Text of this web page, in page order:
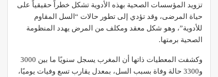
تزويد المؤسسات الصحية بهذه الأدوية تشكل خطراً حقيقياً على
حياة المرضى، وقد تؤدي إلى تطور حالات “السل المقاوم
للأدوية”، وهو شكل معقد ومكلف من المرض يهدد المنظومة
الصحية برمتها.
وكشفت المعطيات ذاتها أن المغرب يسجل سنويًا ما بين 3000
و3300 حالة وفاة بسبب السل، بمعدل يقارب تسع وفيات يوميًا،